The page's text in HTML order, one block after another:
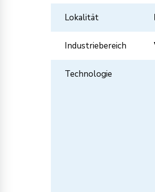
Lokalität
Industriebereich
Technologie